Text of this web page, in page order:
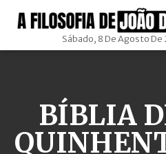
Sábado, 8 De Agosto
BÍBLIA